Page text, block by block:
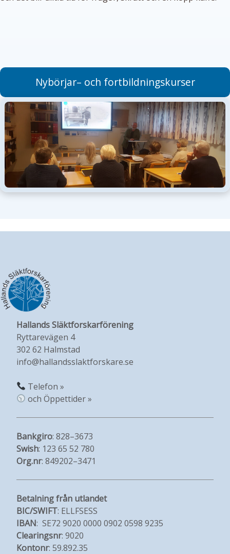
Nybörjar– och fortbildningskurser
Hallands Släktforskarförening
Ryttarevägen 4
302 62 Halmstad
info@hallandsslaktforskare.se
Telefon »
och Öppettider »
Bankgiro: 828–3673
Swish: 123 65 52 780
Org.nr: 849202–3471
Betalning från utlandet
BIC/SWIFT: ELLFSESS
IBAN: SE72 9020 0000 0902 0598 9235
Clearingsnr: 9020
Kontonr: 59.892.35